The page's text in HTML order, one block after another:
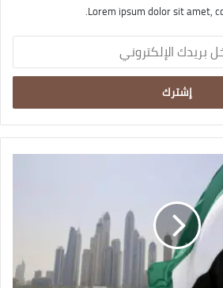
Lorem ipsum dolor sit amet,